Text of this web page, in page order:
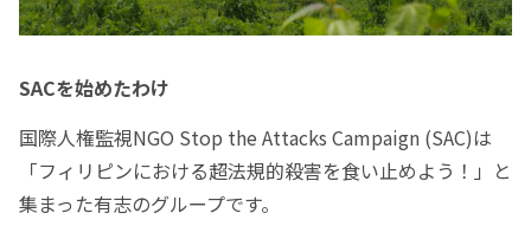
SACを始めたわけ
国際人権監視NGO Stop the Attacks Campaign (SAC)は
「フィリピンにおける超法規的殺害を食い止めよう！」と
集まった有志のグループです。